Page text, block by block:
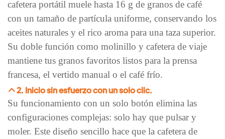
cafetera portátil muele hasta 16 g de granos de café
con un tamaño de partícula uniforme, conservando los
aceites naturales y el rico aroma para una taza superior.
Su doble función como molinillo y cafetera de viaje
mantiene tus granos favoritos listos para la prensa
francesa, el vertido manual o el café frío.
2. Inicio sin esfuerzo con un solo clic.
Su funcionamiento con un solo botón elimina las
configuraciones complejas: solo hay que pulsar y
moler. Este diseño sencillo hace que la cafetera de